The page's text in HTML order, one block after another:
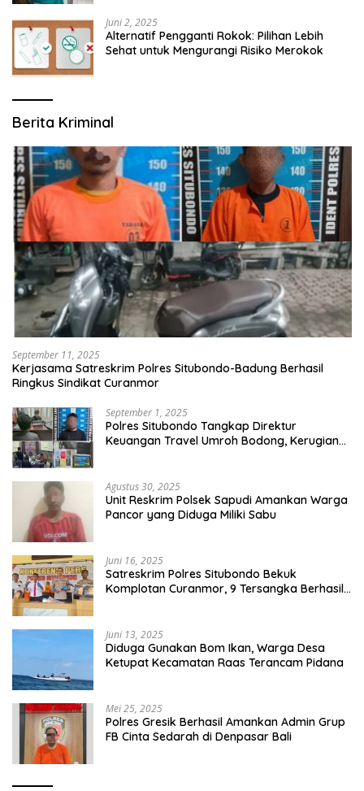
Juni 2, 2025
Alternatif Pengganti Rokok: Pilihan Lebih
Sehat untuk Mengurangi Risiko Merokok
Berita Kriminal
September 11, 2025
Kerjasama Satreskrim Polres Situbondo-Badung Berhasil
Ringkus Sindikat Curanmor
September 1, 2025
Polres Situbondo Tangkap Direktur
Keuangan Travel Umroh Bodong, Kerugian
Agustus 30, 2025
Unit Reskrim Polsek Sapudi Amankan Warga
Pancor yang Diduga Miliki Sabu
Juni 16, 2025
Satreskrim Polres Situbondo Bekuk
Komplotan Curanmor, 9 Tersangka Berhasil
Juni 13, 2025
Diduga Gunakan Bom Ikan, Warga Desa
Ketupat Kecamatan Raas Terancam Pidana
Mei 25, 2025
Polres Gresik Berhasil Amankan Admin Grup
FB Cinta Sedarah di Denpasar Bali